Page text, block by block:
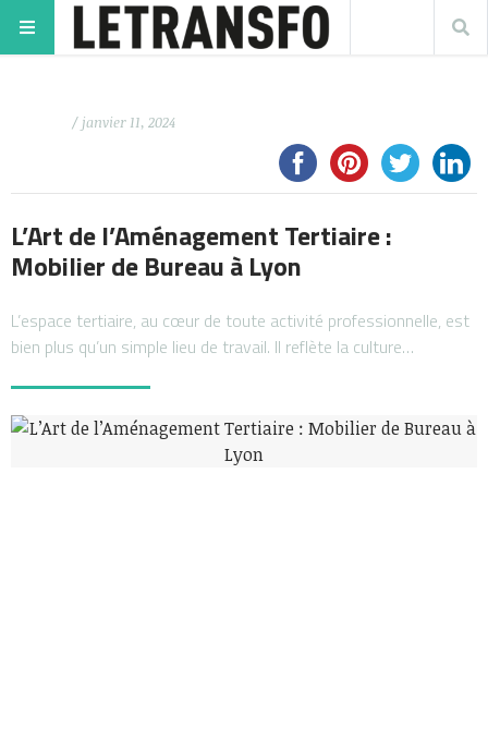
/ janvier 11, 2024
L’Art de l’Aménagement Tertiaire :
Mobilier de Bureau à Lyon
L’espace tertiaire, au cœur de toute activité professionnelle, est
bien plus qu’un simple lieu de travail. Il reflète la culture…